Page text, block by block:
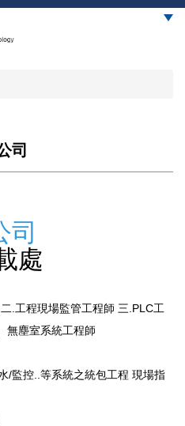
司
司
處
.工程現場監管工程師 三.PLC工
無塵室系統工程師
/監控..等系統之統包工程 現場指